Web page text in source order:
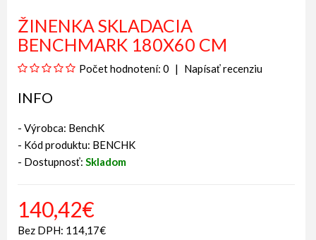
ŽINENKA SKLADACIA
BENCHMARK 180X60 CM
Počet hodnotení: 0 Napísať recenziu
INFO
- Výrobca: BenchK
- Kód produktu: BENCHK
- Dostupnosť: Skladom
140,42€
Bez DPH: 114,17€